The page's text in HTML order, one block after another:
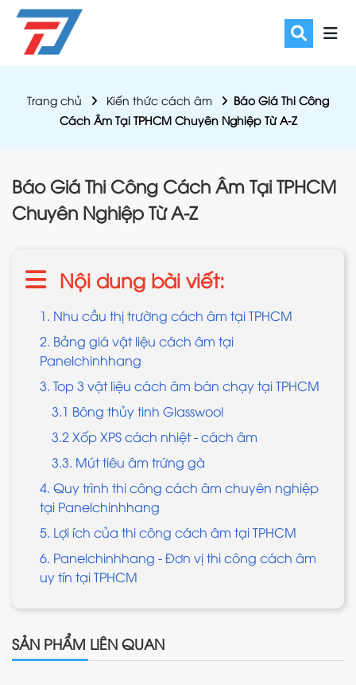
Trang chủ Kiến thức cách âm
Báo Giá Thi Công
Cách Âm Tại TPHCM Chuyên Nghiệp Từ A-Z
Báo Giá Thi Công Cách Âm Tại TPHCM
Chuyên Nghiệp Từ A-Z
Nội dung bài viết:
1. Nhu cầu thị trường cách âm tại TPHCM
2. Bảng giá vật liệu cách âm tại
Panelchinhhang
3. Top 3 vật liệu cách âm bán chạy tại TPHCM
3.1 Bông thủy tinh Glasswool
3.2 Xốp XPS cách nhiệt - cách âm
3.3. Mút tiêu âm trứng gà
4. Quy trình thi công cách âm chuyên nghiệp
tại Panelchinhhang
5. Lợi ích của thi công cách âm tại TPHCM
6. Panelchinhhang - Đơn vị thi công cách âm
uy tín tại TPHCM
SẢN PHẨM LIÊN QUAN